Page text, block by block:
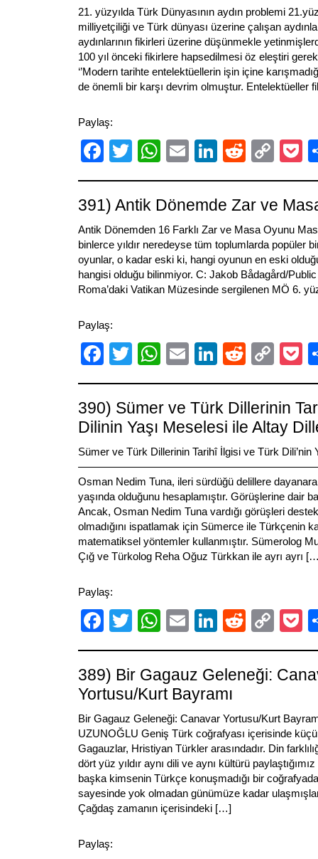
21. yüzyılda Türk Dünyasının aydın problemi
milliyetçiliği ve Türk dünyası üzerine çalışan
aydınlarının fikirleri üzerine düşünmekle
100 yıl önceki fikirlere hapsedilmesi öz eleştiri
‘’Modern tarihte entelektüellerin işin içine
de önemli bir karşı devrim olmuştur. Entelektüeller
Paylaş:
Facebook
TwitterWhatsApp
EmailLinkedIn
Reddit
Link
391) Antik Dönemde Zar ve
Antik Dönemden 16 Farklı Zar ve Masa Oyunu
binlerce yıldır neredeyse tüm toplumlarda popüler
oyunlar, o kadar eski ki, hangi oyunun en eski
hangisi olduğu bilinmiyor. C: Jakob Bådagård/
Roma’daki Vatikan Müzesinde sergilenen MÖ 6.
Paylaş:
Facebook
TwitterWhatsApp
EmailLinkedIn
Reddit
Link
390) Sümer ve Türk Dillerinin
Dilinin Yaşı Meselesi ile Altay
Sümer ve Türk Dillerinin Tarihî İlgisi ve Türk Dili’nin
Osman Nedim Tuna, ileri sürdüğü delillere
yaşında olduğunu hesaplamıştır. Görüşlerine dair
Ancak, Osman Nedim Tuna vardığı görüşleri
olmadığını ispatlamak için Sümerce ile Türkçenin
matematiksel yöntemler kullanmıştır. Sümerolog
Çığ ve Türkolog Reha Oğuz Türkkan ile ayrı ayrı
Paylaş:
Facebook
TwitterWhatsApp
EmailLinkedIn
Reddit
Link
389) Bir Gagauz Geleneği:
Yortusu/Kurt Bayramı
Bir Gagauz Geleneği: Canavar Yortusu/Kurt
UZUNOĞLU Geniş Türk coğrafyası içerisinde
Gagauzlar, Hristiyan Türkler arasındadır. Din
dört yüz yıldır aynı dili ve aynı kültürü
başka kimsenin Türkçe konuşmadığı bir
sayesinde yok olmadan günümüze kadar
Çağdaş zamanın içerisindeki […]
Paylaş: